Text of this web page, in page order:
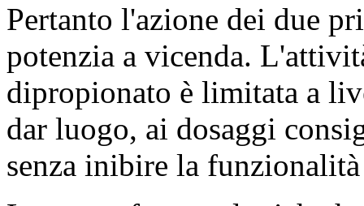
Pertanto l'azione dei due
potenzia a vicenda.
dipropionato è limitata a
dar luogo, ai dosaggi
senza inibire la